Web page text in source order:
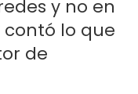
y no en
lo que
de